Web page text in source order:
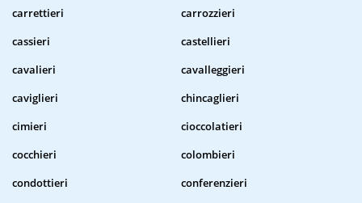
carrettieri
carrozzieri
cassieri
castellieri
cavalieri
cavalleggieri
caviglieri
chincaglieri
cimieri
cioccolatieri
cocchieri
colombieri
condottieri
conferenzieri